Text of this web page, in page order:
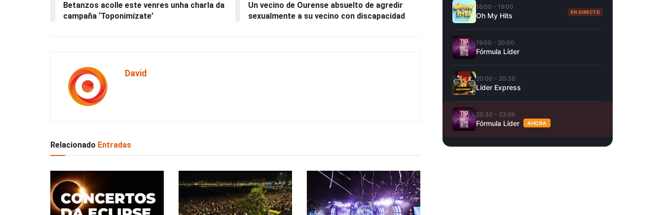
Betanzos acolle este venres unha charla da
campaña ‘Toponimízate’
Un vecino de Ourense absuelto de agredir
sexualmente a su vecino con discapacidad
David
Relacionado Entradas
16:00 - 19:00
Oh My Hits EN DIRECTO
19:00 - 20:00
Fórmula Líder
20:00 - 20:30
Líder Express
20:30 - 23:59
Fórmula Líder AHORA